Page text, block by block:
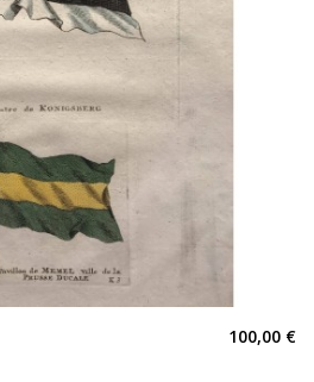
100,00 €